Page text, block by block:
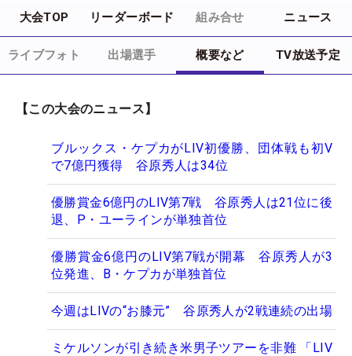
大会TOP リーダーボード 組み合せ ニュース
ライブフォト 出場選手 概要など TV放送予定
【この大会のニュース】
ブルックス・ケプカがLIV初優勝、団体戦も初V
で7億円獲得 谷原秀人は34位
優勝賞金6億円のLIV第7戦 谷原秀人は21位に後
退、P・ユーラインが単独首位
優勝賞金6億円のLIV第7戦が開幕 谷原秀人が3
位発進、B・ケプカが単独首位
今週はLIVの“お膝元” 谷原秀人が2戦連続の出場
ミケルソンが引き続き米男子ツアーを非難 「LIV